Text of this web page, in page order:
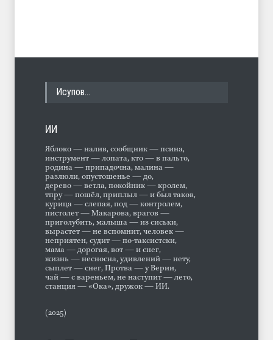
Исупов…
ИИ
Яблоко — налив, сообщник — псина,
инструмент — лопата, кто — в пальто,
родина — припадочна, малина —
разлюли, опустошенье — до,
дерево — ветла, покойник — кролем,
тпру — пошёл, приплыл — и был таков,
курица — слепая, под — контролем,
пистолет — Макарова, врагов —
приголубить, малыша — из сиськи,
вырастет — не вспомнит, человек —
неприятен, судит — по-таксистски,
мама — дорогая, вот — и снег,
жизнь — несносна, удивлений — нету,
сыплет — снег, Протва — у Верии,
чай — с вареньем, не наступит — лето,
станция — «Ока», дружок — ИИ.
(2025)